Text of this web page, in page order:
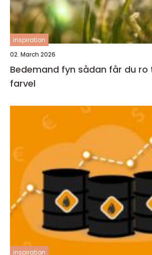
inspiration
02. March 2026
Bedemand fyn sådan får du ro til det sidste
farvel
inspiration